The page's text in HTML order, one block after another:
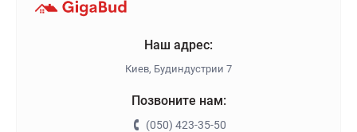
Наш адрес:
Киев, Будиндустрии 7
Позвоните нам:
(050) 423-35-50